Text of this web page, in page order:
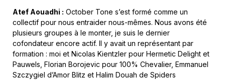
Atef Aouadhi : October Tone s’est formé comme un
collectif pour nous entraider nous-mêmes. Nous avons été
plusieurs groupes à le monter, je suis le dernier
cofondateur encore actif. Il y avait un représentant par
formation : moi et Nicolas Kientzler pour Hermetic Delight et
Pauwels, Florian Borojevic pour 100% Chevalier, Emmanuel
Szczygiel d’Amor Blitz et Halim Douah de Spiders